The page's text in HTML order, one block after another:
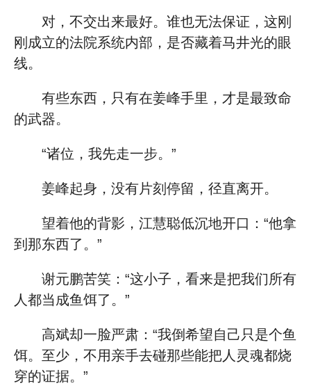
对，不交出来最好。谁也无法保证，这刚
刚成立的法院系统内部，是否藏着马井光的眼
线。
有些东西，只有在姜峰手里，才是最致命
的武器。
“诸位，我先走一步。”
姜峰起身，没有片刻停留，径直离开。
望着他的背影，江慧聪低沉地开口：“他拿
到那东西了。”
谢元鹏苦笑：“这小子，看来是把我们所有
人都当成鱼饵了。”
高斌却一脸严肃：“我倒希望自己只是个鱼
饵。至少，不用亲手去碰那些能把人灵魂都烧
穿的证据。”